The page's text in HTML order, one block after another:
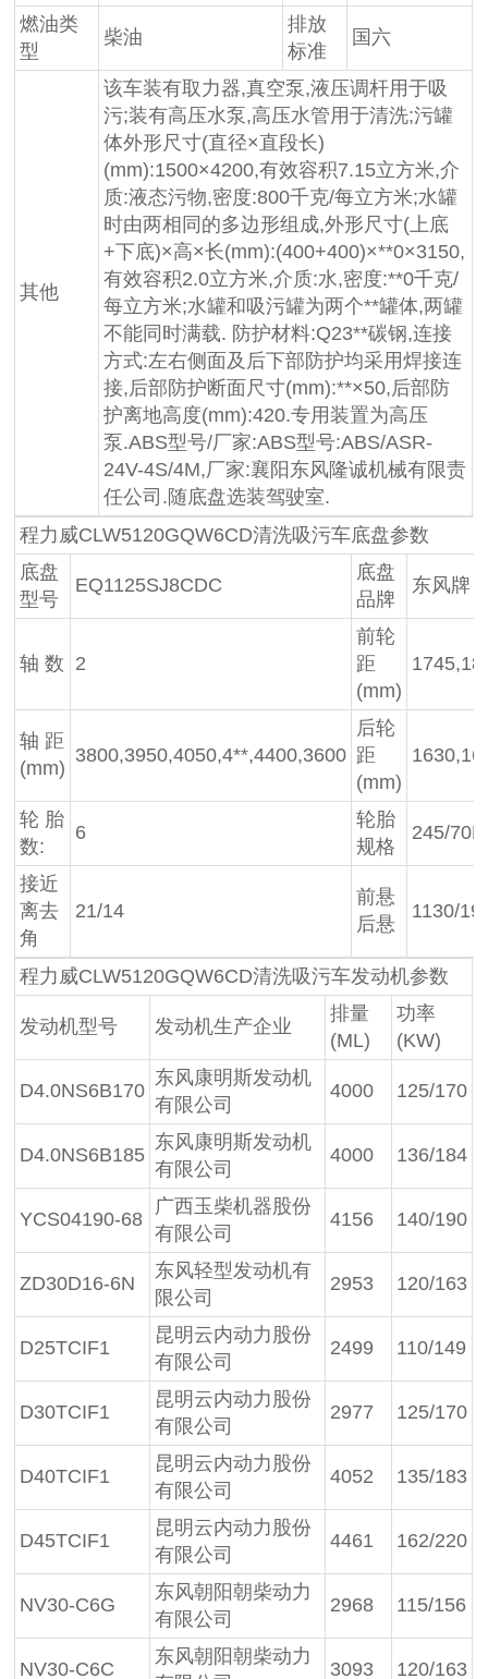
燃油类
型
柴油
排放
标准
国六
其他
该车装有取力器,真空泵,液压调杆用于吸
污;装有高压水泵,高压水管用于清洗;污罐
体外形尺寸(直径×直段长)
(mm):1500×4200,有效容积7.15立方米,介
质:液态污物,密度:800千克/每立方米;水罐
时由两相同的多边形组成,外形尺寸(上底
+下底)×高×长(mm):(400+400)×**0×3150,
有效容积2.0立方米,介质:水,密度:**0千克/
每立方米;水罐和吸污罐为两个**罐体,两罐
不能同时满载. 防护材料:Q23**碳钢,连接
方式:左右侧面及后下部防护均采用焊接连
接,后部防护断面尺寸(mm):**×50,后部防
护离地高度(mm):420.专用装置为高压
泵.ABS型号/厂家:ABS型号:ABS/ASR-
24V-4S/4M,厂家:襄阳东风隆诚机械有限责
任公司.随底盘选装驾驶室.
程力威CLW5120GQW6CD清洗吸污车底盘参数
底盘
型号
EQ1125SJ8CDC
底盘
品牌
东风牌
轴 数 2
前轮
距
(mm)
轴 距
(mm)
3800,3950,4050,4**,4400,3600
后轮
距
(mm)
轮 胎
数:
6
轮胎
规格
245/
接近
离去
角
21/14
前悬
后悬
1130/
程力威CLW5120GQW6CD清洗吸污车发动机参数
发动机型号 发动机生产企业
排量
(ML)
功率
(KW)
D4.0NS6B170
东风康明斯发动机
有限公司
4000 125/170
D4.0NS6B185
东风康明斯发动机
有限公司
4000 136/184
YCS04190-68
广西玉柴机器股份
有限公司
4156 140/190
ZD30D16-6N
东风轻型发动机有
限公司
2953 120/163
D25TCIF1
昆明云内动力股份
有限公司
2499 110/149
D30TCIF1
昆明云内动力股份
有限公司
2977 125/170
D40TCIF1
昆明云内动力股份
有限公司
4052 135/183
D45TCIF1
昆明云内动力股份
有限公司
4461 162/220
NV30-C6G
东风朝阳朝柴动力
有限公司
2968 115/156
NV30-C6C
东风朝阳朝柴动力
3093 120/163